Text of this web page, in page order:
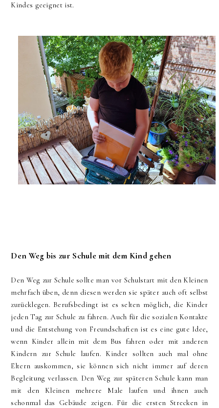
Kindes geeignet ist.
Den Weg bis zur Schule mit dem Kind gehen
Den Weg zur Schule sollte man vor Schulstart mit den Kleinen
mehrfach üben, denn diesen werden sie später auch oft selbst
zurücklegen. Berufsbedingt ist es selten möglich, die Kinder
jeden Tag zur Schule zu fahren. Auch für die sozialen Kontakte
und die Entstehung von Freundschaften ist es eine gute Idee,
wenn Kinder allein mit dem Bus fahren oder mit anderen
Kindern zur Schule laufen. Kinder sollten auch mal ohne
Eltern auskommen, sie können sich nicht immer auf deren
Begleitung verlassen. Den Weg zur späteren Schule kann man
mit den Kleinen mehrere Male laufen und ihnen auch
schonmal das Gebäude zeigen. Für die ersten Strecken in